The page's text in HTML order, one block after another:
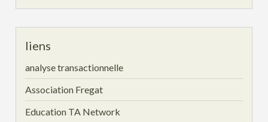
liens
analyse transactionnelle
Association Fregat
Education TA Network